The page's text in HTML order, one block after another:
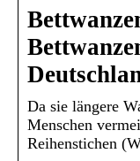
Da sie längere
Menschen
Reihenstichen